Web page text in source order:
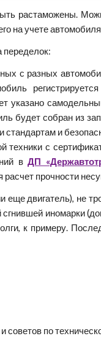
растаможены.
на учете
переделок:
с разных
указано
будет собран из
стандартам и
с
вДП
расчет прочности
двигатель), не
иномарки
к примеру.
советов по